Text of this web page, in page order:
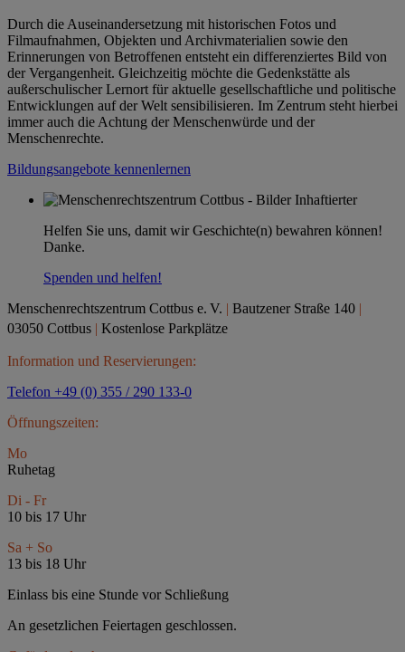
Durch die Auseinandersetzung mit historischen Fotos und
Filmaufnahmen, Objekten und Archivmaterialien sowie den
Erinnerungen von Betroffenen entsteht ein differenziertes Bild von
der Vergangenheit. Gleichzeitig möchte die Gedenkstätte als
außerschulischer Lernort für aktuelle gesellschaftliche und politische
Entwicklungen auf der Welt sensibilisieren. Im Zentrum steht hierbei
immer auch die Achtung der Menschenwürde und der
Menschenrechte.
Bildungsangebote kennenlernen
Helfen Sie uns, damit wir Geschichte(n) bewahren können!
Danke.
Spenden und helfen!
Menschenrechtszentrum Cottbus e. V. | Bautzener Straße 140 |
03050 Cottbus | Kostenlose Parkplätze
Information und Reservierungen:
Telefon +49 (0) 355 / 290 133-0
Öffnungszeiten:
Mo
Ruhetag
Di - Fr
10 bis 17 Uhr
Sa + So
13 bis 18 Uhr
Einlass bis eine Stunde vor Schließung
An gesetzlichen Feiertagen geschlossen.